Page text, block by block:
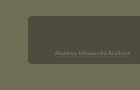
Általános felhasználói feltételek